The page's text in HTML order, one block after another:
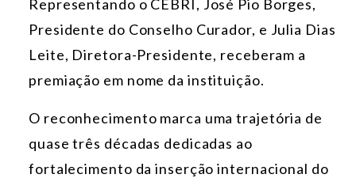
Representando o CEBRI, José Pio Borges,
Presidente do Conselho Curador, e Julia Dias
Leite, Diretora-Presidente, receberam a
premiação em nome da instituição.
O reconhecimento marca uma trajetória de
quase três décadas dedicadas ao
fortalecimento da inserção internacional do